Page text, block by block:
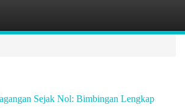
Sejak Nol: Bimbingan Lengkap